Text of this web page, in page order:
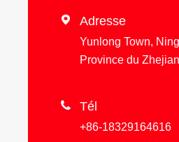
 Adresse
Yunlong Town,
Province du
 Tél
+86-18329164616